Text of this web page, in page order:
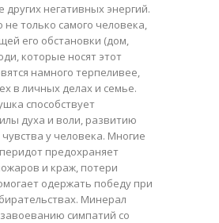
других негативных энергий.
не только самого человека,
его обстановки (дом,
которые носят этот
намного терпеливее,
в личных делах и семье.
способствует
духа и воли, развитию
у человека. Многие
предохраняет
и краж, потери
одержать победу при
Минерал
завоеванию симпатий со